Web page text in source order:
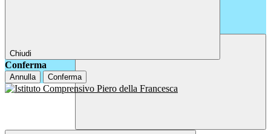
Chiudi
Conferma
Annulla Conferma